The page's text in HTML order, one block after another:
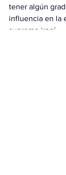
tener algún
influencia en la
supremo iraní.